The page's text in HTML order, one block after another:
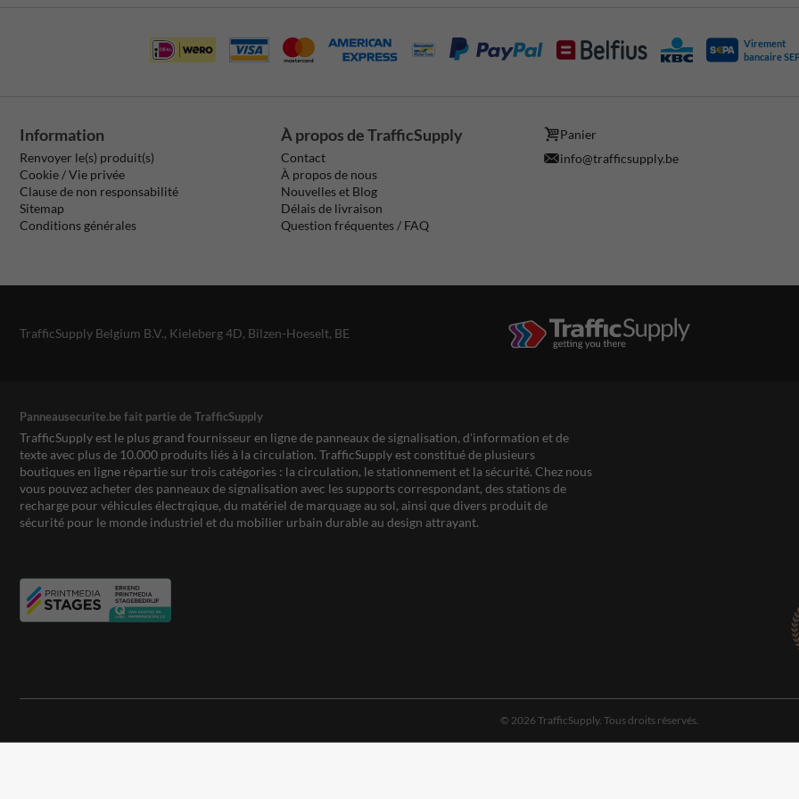
Virement
bancaire
Information
Renvoyer le(s) produit(s)
Cookie / Vie privée
Clause de non responsabilité
Sitemap
Conditions générales
À propos de TrafficSupply
Contact
À propos de nous
Nouvelles et Blog
Délais de livraison
Question fréquentes / FAQ
Panier
info@trafficsupply.be
TrafficSupply Belgium B.V., Kieleberg 4D, Bilzen-Hoeselt, BE
Panneausecurite.be fait partie de TrafficSupply
TrafficSupply est le plus grand fournisseur en ligne de panneaux de signalisation, d'information et de
texte avec plus de 10.000 produits liés à la circulation. TrafficSupply est constitué de plusieurs
boutiques en ligne répartie sur trois catégories : la circulation, le stationnement et la sécurité. Chez nous
vous pouvez acheter des panneaux de signalisation avec les supports correspondant, des stations de
recharge pour véhicules électrqique, du matériel de marquage au sol, ainsi que divers produit de
sécurité pour le monde industriel et du mobilier urbain durable au design attrayant.
© 2026 TrafficSupply. Tous droits réservés.